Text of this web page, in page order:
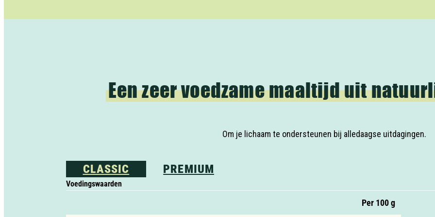
Een zeer voedzame maaltijd uit
Om je lichaam te ondersteunen bij alledaagse uitdagingen.
CLASSIC PREMIUM
Voedingswaarden
Per 100 g